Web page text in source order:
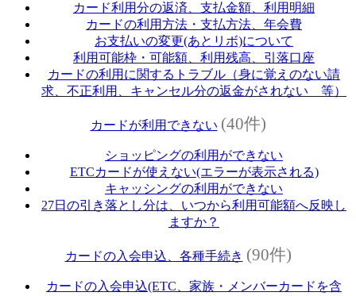
カード利用分の返済、支払金額、利用明細
カードの利用方法・支払方法、年会費
お支払いの変更(あとリボ)について
利用可能枠・可能額、利用残高、引落口座
カードの利用に関するトラブル（身に覚えのない請
求、不正利用、キャンセル分の返金がされない 等）
カードが利用できない (40件)
ショッピングの利用ができない
ETCカードが使えない(エラーが表示される)
キャッシングの利用ができない
27日の引き落とし分は、いつから利用可能額へ反映し
ますか？
カードの入会申込、各種手続き (90件)
カードの入会申込(ETC、家族・メンバーカードを含